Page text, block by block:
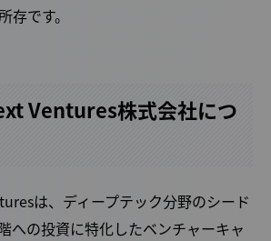
存です。
Ventures株式会社につ
は、ディープテック分野のシード
への投資に特化したベンチャーキャ